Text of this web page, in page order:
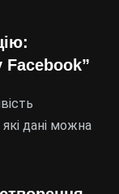
Facebook”
дані можна